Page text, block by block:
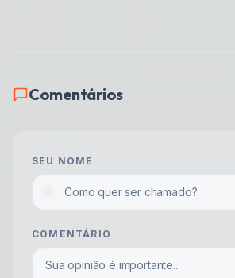
Comentários
SEU NOME
COMENTÁRIO